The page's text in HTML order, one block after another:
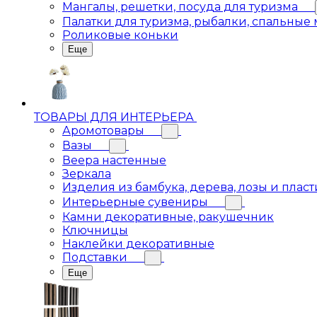
Мангалы, решетки, посуда для туризма
Палатки для туризма, рыбалки,
Роликовые коньки
Еще
ТОВАРЫ ДЛЯ ИНТЕРЬЕРА
Аромотовары
Вазы
Веера настенные
Зеркала
Изделия из бамбука, дерева, лозы и
Интерьерные сувениры
Камни декоративные, ракушечник
Ключницы
Наклейки декоративные
Подставки
Еще